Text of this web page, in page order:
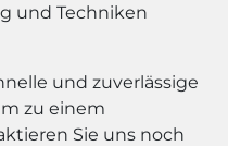
und Techniken
und zuverlässige
zu einem
Sie uns noch